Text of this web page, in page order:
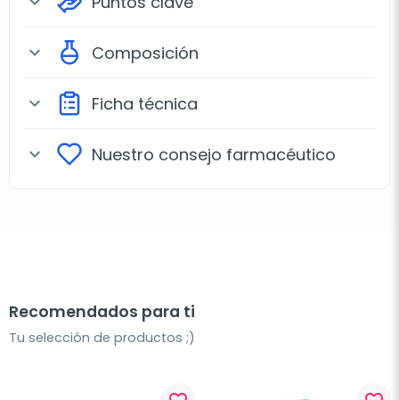
expand_more Composición
expand_more Ficha técnica
expand_more Nuestro consejo farmacéutico
Recomendados para ti
Tu selección de productos ;)